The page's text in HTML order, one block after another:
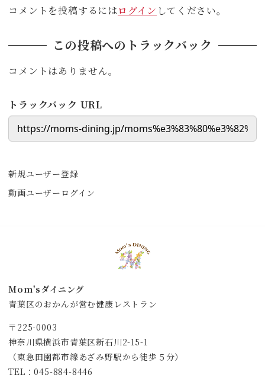
コメントを投稿するにはログイン してください。
この投稿へのトラックバック
コメントはありません。
トラックバック URL
新規ユーザー登録
動画ユーザーログイン
Mom'sダイニング
青葉区のおかんが営む健康レストラン
〒225-0003
神奈川県横浜市青葉区新石川2-15-1
（東急田園都市線あざみ野駅から徒歩５分）
TEL：045-884-8446